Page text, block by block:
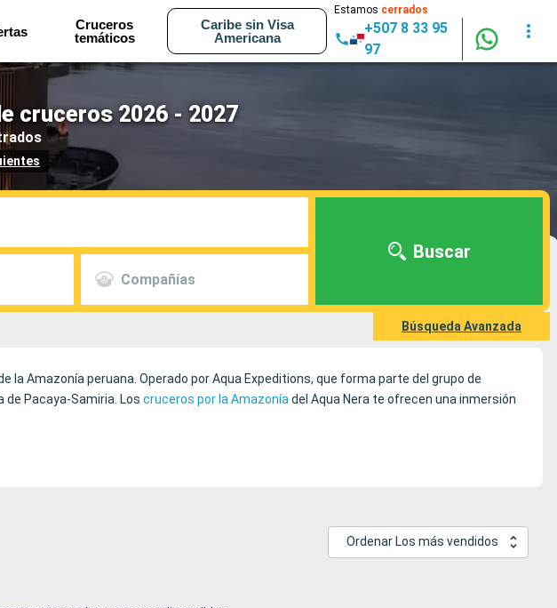
Cruceros
temáticos
Caribe sin Visa
Americana
Estamos cerrados
+507 8 33 95
97
cruceros 2026 - 2027
Compañías
Buscar
Búsqueda Avanzada
la Amazonía peruana. Operado por Aqua Expeditions, que forma parte del grupo de
Pacaya‑Samiria. Los cruceros por la Amazonía del Aqua Nera te ofrecen una inmersión
Ordenar Los más vendidos